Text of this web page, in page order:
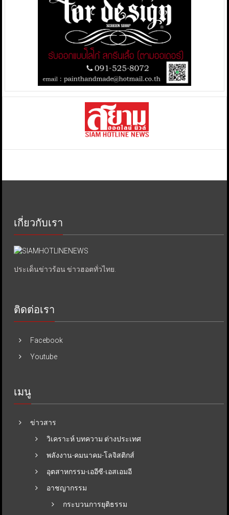
เกี่ยวกับเรา
ประเด็นข่าวร้อน ข่าวฮอตทั่วไทย.
ติดต่อเรา
Facebook
Youtube
เมนู
ข่าวสาร
วิเคราะห์ บทความ ต่างประเทศ
พลังงาน-คมนาคม-โลจิสติกส์
อุตสาหกรรม-เออีซี-เอสเอมอี
อาชญากรรม
กระบวนการยุติธรรม